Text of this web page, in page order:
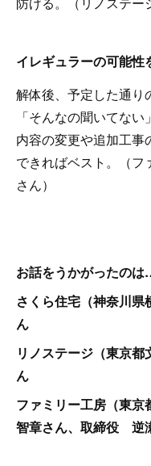
イレギュラーの可能性
解体後、予定した通り
「そんなの聞いてな
内容の変更や追加工事
できればベスト。（
さん）
お話をうかがったの
さくら住宅（神奈川
ん
リノステージ（東京
ん
ファミリー工房（東
智章さん、取締役 逆